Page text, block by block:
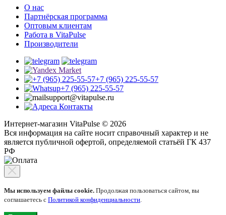
О нас
Партнёрская программа
Оптовым клиентам
Работа в VitaPulse
Производители
+7 (965) 225-55-57
+7 (965) 225-55-57
support@vitapulse.ru
Контакты
Интернет-магазин VitaPulse © 2026
Вся информация на сайте носит справочный характер и не
является публичной офертой, определяемой статьёй ГК 437
РФ
Мы используем файлы cookie. Продолжая пользоваться сайтом, вы
соглашаетесь с Политикой конфиденциальности.